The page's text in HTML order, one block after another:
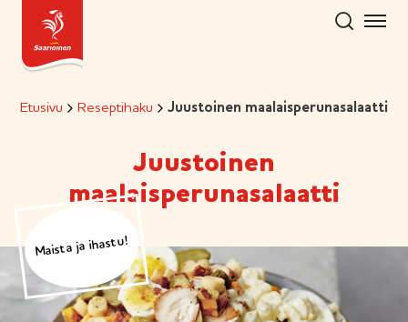
Hyppää
sisältöön
Etusivu Reseptihaku Juustoinen maalaisperunasalaatti
Juustoinen
maalaisperunasalaatti
Maista ja ihastu!